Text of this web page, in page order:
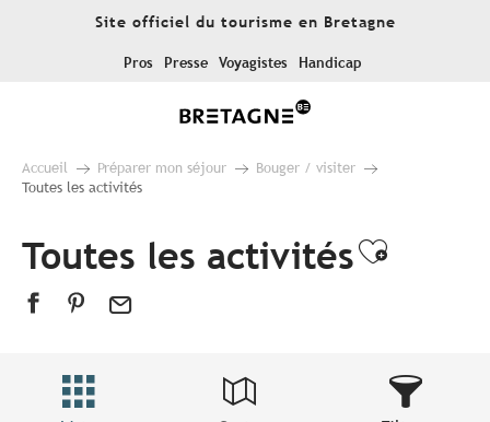
Site officiel du tourisme en Bretagne
Pros Presse Voyagistes Handicap
Accueil Préparer mon séjour
Bouger / visiter
Toutes les activités
Toutes les activités